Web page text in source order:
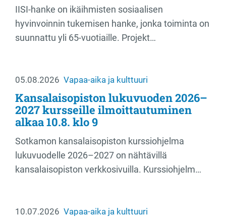
IISI-hanke on ikäihmisten sosiaalisen
hyvinvoinnin tukemisen hanke, jonka toiminta on
suunnattu yli 65-vuotiaille. Projekt…
05.08.2026 Vapaa-aika ja kulttuuri
Kansalaisopiston lukuvuoden 2026–
2027 kursseille ilmoittautuminen
alkaa 10.8. klo 9
Sotkamon kansalaisopiston kurssiohjelma
lukuvuodelle 2026–2027 on nähtävillä
kansalaisopiston verkkosivuilla. Kurssiohjelm…
10.07.2026 Vapaa-aika ja kulttuuri